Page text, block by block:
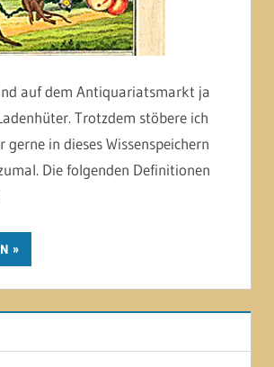
auf dem Antiquariatsmarkt ja
Trotzdem stöbere ich
gerne in dieses Wissenspeichern
Die folgenden Definitionen